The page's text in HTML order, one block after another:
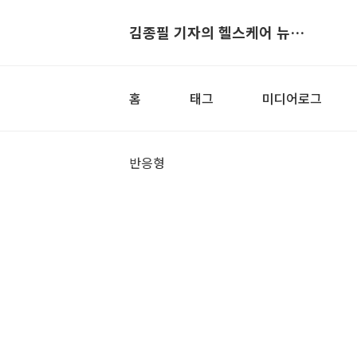
김종필 기자의 헬스케어 뉴스▶
홈 태그 미디어로그
반응형